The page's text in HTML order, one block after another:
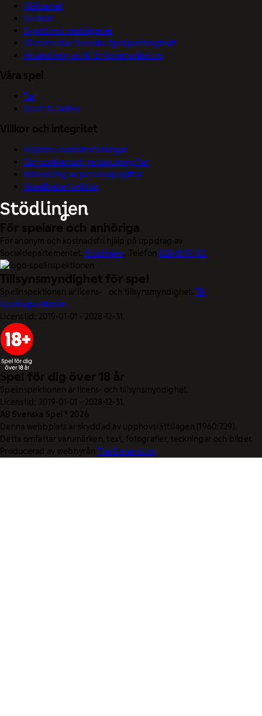
Hållbarhet
Spelkoll
Skydd mot bedrägerier
Så motverkar Svenska Spel penningtvätt
Användning av AI för kommunikation
Våra spel
Tur
Sport & Casino
Villkor och integritet
Välj dina cookieinställningar
Om cookies och personuppgifter
Behandling av personuppgifter
Visselblåsarfunktion
För spelare och anhöriga
För anonym och kostnadsfri hjälp på uppdrag av
Socialdepartementet. Stödlinjen. Telefon020-81 91 00.
Tillsynsmyndighet för spel
Spelinspektionen är licens- och tillsynsmyndighet.Till
Spelinspektionen.
Licenstid: 2019-01-01 - 2028-12-31.
Spel för dig över 18 år
Spelinspektionen är licens- och tillsynsmyndighet.
Licenstid: 2019-01-01 - 2028-12-31.
AB Svenska Spel © 2026
Denna webbplats är skyddad av upphovsrättslagen (1960:729).
Detta omfattar varumärken, text, fotografier, teckningar och bilder.
Producerad av webbyrånThe Generation